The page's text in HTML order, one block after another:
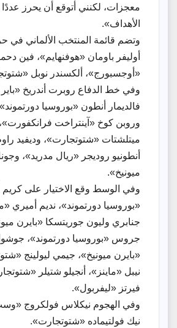
معجزات، لكنني أتوقع أن يحرز
الأهداف».
وتضم قائمة المنتخب الألماني في
أوليفر باومان «هوفنهايم»، فين
«أوجسبورج»، ألكسندر نوبل
وفي خط الدفاع روبرت أندريخ
فالديمار أنطون «بوروسيا
وروبن كوخ «آينتراخت
ميتلشتات «شتوتجارت»، وديفيد
أنطونيو روديجر «ريال مدريد»،
ميونيخ».
وفي الوسط وقع الاختيار على كريم
«بوروسيا دورتموند»، نديم أميري
جنابري وليون جوريتسكا «بايرن
جروس «بوروسيا دورتموند»،
«بايرن ميونيخ»، جيمي ليولينج
نيبل «ماينز»، أنجيلو شتيلر
فيرتز «ليفربول».
وفي الهجوم نيكلاس فولكروج «وست
نيك فولتيماده «شتوتجارت».